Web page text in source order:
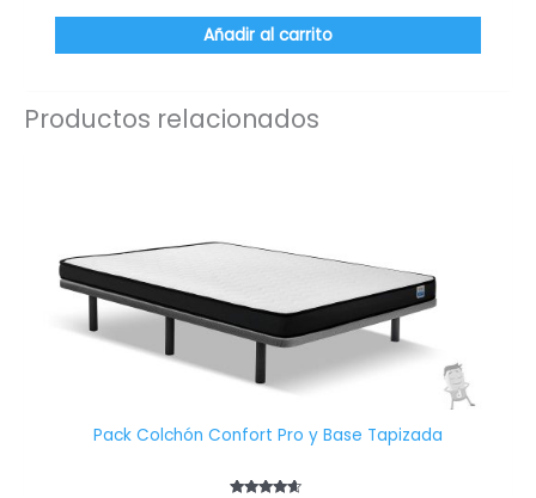
Añadir al carrito
Productos relacionados
Pack Colchón Confort Pro y Base Tapizada